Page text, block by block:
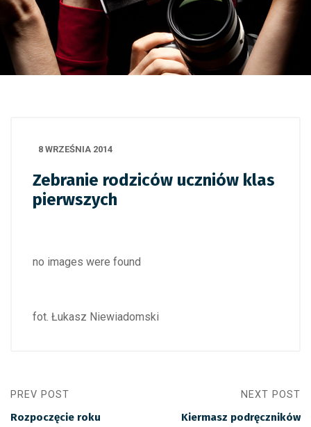
8 WRZEŚNIA 2014
Zebranie rodziców uczniów klas
pierwszych
no images were found
fot. Łukasz Niewiadomski
PREV POST
Rozpoczęcie roku
NEXT POST
Kiermasz podręczników